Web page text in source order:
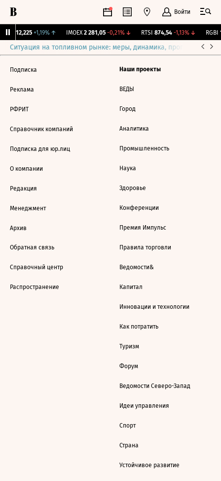
Войти
12,225 +1,19%↑ IMOEX 2 281,05 -0,21%↓ RTSI 874,54 -1,13%↓ RGBI
Ситуация на топливном рынке: меры, динамика, прогнозы
Подписка
Реклама
РФРИТ
Справочник компаний
Подписка для юр.лиц
О компании
Редакция
Менеджмент
Архив
Обратная связь
Справочный центр
Распространение
Наши проекты
ВЕДЫ
Город
Аналитика
Промышленность
Наука
Здоровье
Конференции
Премия Импульс
Правила торговли
Ведомости&
Капитал
Инновации и технологии
Как потратить
Туризм
Форум
Ведомости Северо-Запад
Идеи управления
Спорт
Страна
Устойчивое развитие